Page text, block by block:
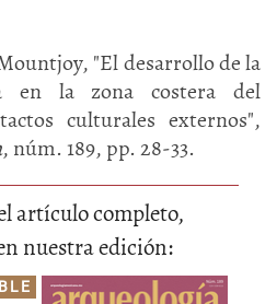
"El desarrollo de la
en la zona costera del
culturales externos",
, núm. 189, pp. 28-33.
artículo completo,
nuestra edición: